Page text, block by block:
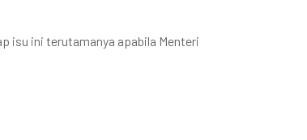
isu ini terutamanya apabila Menteri